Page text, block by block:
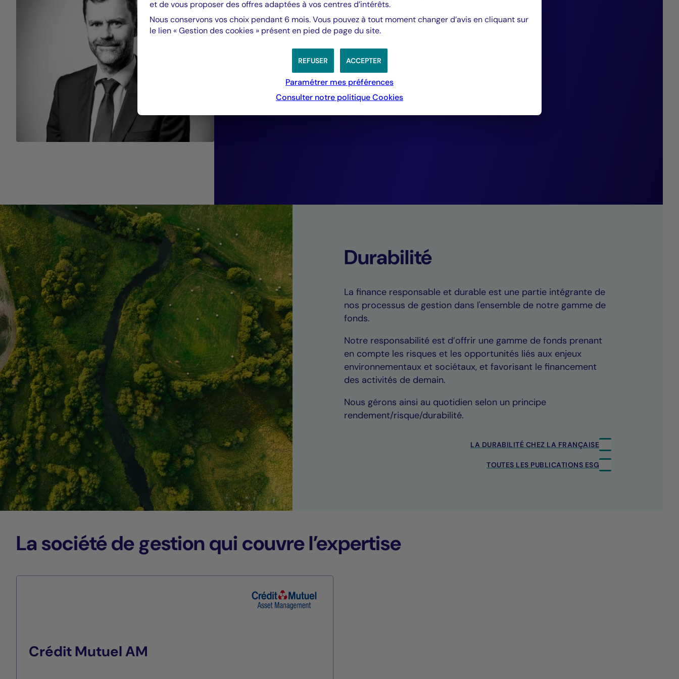
d’investissement solidaire
favorable à la Transition Juste
avec des investissements réalisés
dans le coté, générateurs de
Durabilité
La finance responsable et durable est une partie intégrante de
nos processus de gestion dans l'ensemble de notre gamme de
fonds.
Notre responsabilité est d’offrir une gamme de fonds prenant
en compte les risques et les opportunités liés aux enjeux
environnementaux et sociétaux, et favorisant le financement
des activités de demain.
Nous gérons ainsi au quotidien selon un principe
rendement/risque/durabilité.
LA DURABILITÉ CHEZ LA FRANÇAISE
TOUTES LES PUBLICATIONS ESG
La société de gestion qui couvre l’expertise
Crédit Mutuel AM
et de vous proposer des offres adaptées à vos centres d’intérêts.
Nous conservons vos choix pendant 6 mois. Vous pouvez à tout moment changer d’avis en cliquant sur
le lien « Gestion des cookies » présent en pied de page du site.
ACCEPTER
REFUSER
Paramétrer mes préférences
Consulter notre politiqueCookies